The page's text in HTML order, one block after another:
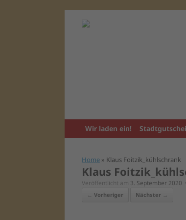
Wir laden ein!
Home » Klaus Foitzik_kühlschrank
Klaus
Veröffentlicht am 3. September 2020
← Vorheriger Nächster →